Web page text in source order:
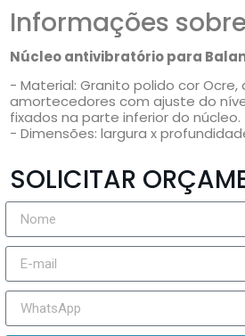
Informações
Núcleo antivibratório para
- Material: Granito polido cor
amortecedores com ajuste do
fixados na parte inferior do núcleo.
- Dimensões: largura x
SOLICITAR